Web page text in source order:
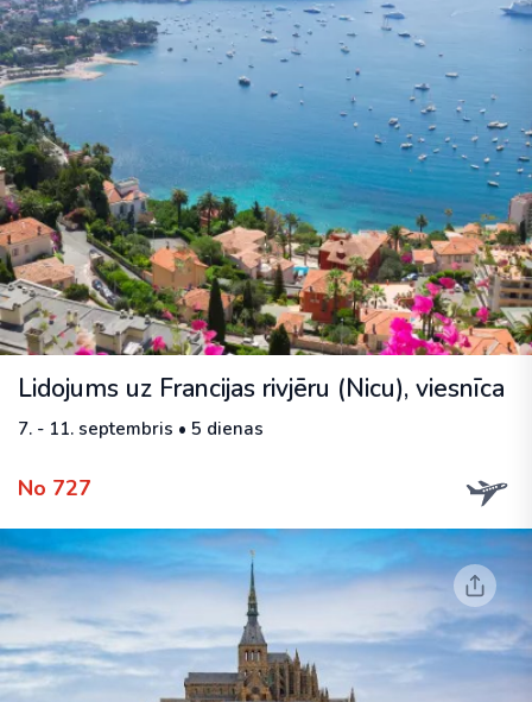
Lidojums uz Francijas rivjēru (Nicu), viesnīca
7. - 11. septembris • 5 dienas
No 727